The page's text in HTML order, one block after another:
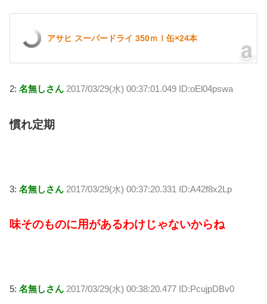
o
k
アサヒ スーパードライ 350ｍｌ缶×24本
2: 名無しさん 2017/03/29(水) 00:37:01.049 ID:oEl04pswa
慣れ定期
3: 名無しさん 2017/03/29(水) 00:37:20.331 ID:A42f8x2Lp
味そのものに用があるわけじゃないからね
5: 名無しさん 2017/03/29(水) 00:38:20.477 ID:PcujpDBv0